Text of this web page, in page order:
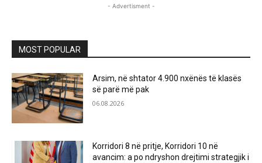
- Advertisment -
MOST POPULAR
Arsim, në shtator 4.900 nxënës të klasës
së parë më pak
06.08.2026
Korridori 8 në pritje, Korridori 10 në
avancim: a po ndryshon drejtimi strategjik i